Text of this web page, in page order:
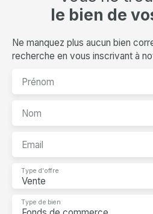
le bien de
Ne manquez plus aucun bien
recherche en vous inscrivant à
Prénom
Nom
Email
Vente
Type d'offre
Type de bien